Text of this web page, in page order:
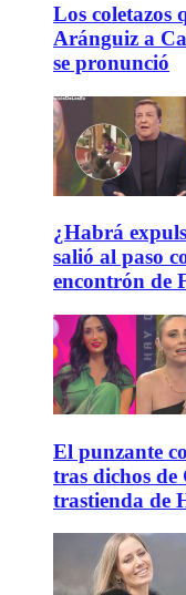
Los coletazos
Aránguiz a
se pronunció
¿Habrá
salió al paso
encontrón de
El punzante
tras dichos de
trastienda de